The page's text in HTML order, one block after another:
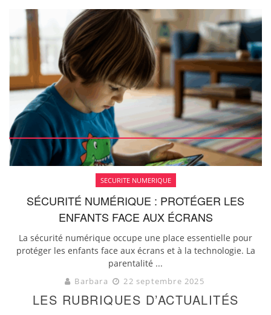
SECURITE NUMERIQUE
SÉCURITÉ NUMÉRIQUE : PROTÉGER LES
ENFANTS FACE AUX ÉCRANS
La sécurité numérique occupe une place essentielle pour
protéger les enfants face aux écrans et à la technologie. La
parentalité ...
Barbara 22 septembre 2025
LES RUBRIQUES D’ACTUALITÉS